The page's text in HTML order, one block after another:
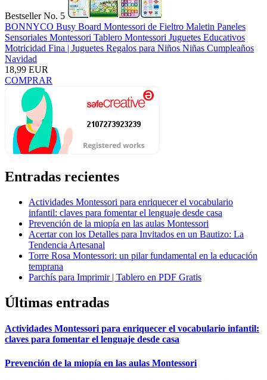
Bestseller No. 5
BONNYCO Busy Board Montessori de Fieltro Maletin Paneles
Sensoriales Montessori Tablero Montessori Juguetes Educativos
Motricidad Fina | Juguetes Regalos para Niños Niñas Cumpleaños
Navidad
18,99 EUR
COMPRAR
Entradas recientes
Actividades Montessori para enriquecer el vocabulario
infantil: claves para fomentar el lenguaje desde casa
Prevención de la miopía en las aulas Montessori
Acertar con los Detalles para Invitados en un Bautizo: La
Tendencia Artesanal
Torre Rosa Montessori: un pilar fundamental en la educación
temprana
Parchís para Imprimir | Tablero en PDF Gratis
Últimas entradas
Actividades Montessori para enriquecer el vocabulario infantil:
claves para fomentar el lenguaje desde casa
Prevención de la miopía en las aulas Montessori